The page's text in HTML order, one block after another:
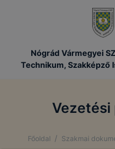
Nógrád Vármegyei
Technikum, Szakképző
Vezetési
Főoldal / Szakmai